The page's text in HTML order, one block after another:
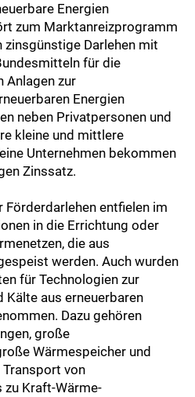
Energien
zum Marktanreizprogramm
zinsgünstige Darlehen mit
für die
Anlagen zur
Energien
neben Privatpersonen und
kleine und mittlere
Unternehmen bekommen
Zinssatz.
Förderdarlehen entfielen im
in die Errichtung oder
die aus
werden. Auch wurden
für Technologien zur
Kälte aus erneuerbaren
Dazu gehören
große
Wärmespeicher und
von
Kraft-Wärme-